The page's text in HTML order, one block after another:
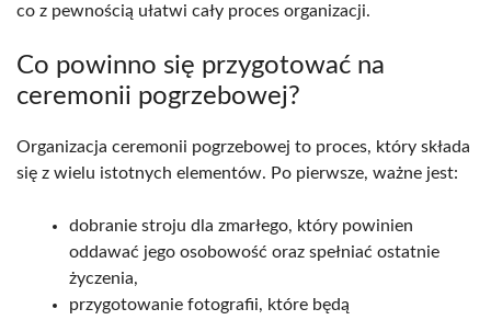
co z pewnością ułatwi cały proces organizacji.
Co powinno się przygotować na
ceremonii pogrzebowej?
Organizacja ceremonii pogrzebowej to proces, który składa
się z wielu istotnych elementów. Po pierwsze, ważne jest:
dobranie stroju dla zmarłego, który powinien
oddawać jego osobowość oraz spełniać ostatnie
życzenia,
przygotowanie fotografii, które będą